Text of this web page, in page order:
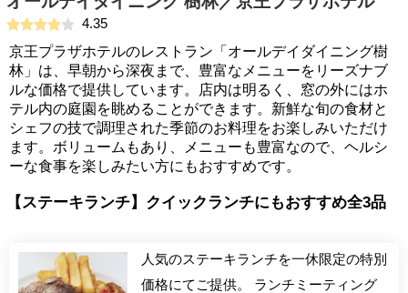
4.35
京王プラザホテルのレストラン「オールデイダイニング樹
林」は、早朝から深夜まで、豊富なメニューをリーズナブ
ルな価格で提供しています。店内は明るく、窓の外にはホ
テル内の庭園を眺めることができます。新鮮な旬の食材と
シェフの技で調理された季節のお料理をお楽しみいただけ
ます。ボリュームもあり、メニューも豊富なので、ヘルシ
ーな食事を楽しみたい方にもおすすめです。
【ステーキランチ】クイックランチにもおすすめ全3品
人気のステーキランチを一休限定の特別
価格にてご提供。 ランチミーティング